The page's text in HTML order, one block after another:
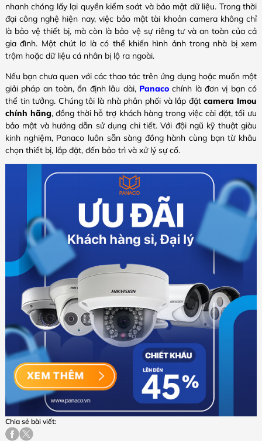
nhanh chóng lấy lại quyền kiểm soát và bảo mật dữ liệu. Trong thời
đại công nghệ hiện nay, việc bảo mật tài khoản camera không chỉ
là bảo vệ thiết bị, mà còn là bảo vệ sự riêng tư và an toàn của cả
gia đình. Một chút lơ là có thể khiến hình ảnh trong nhà bị xem
trộm hoặc dữ liệu cá nhân bị lộ ra ngoài.
Nếu bạn chưa quen với các thao tác trên ứng dụng hoặc muốn một
giải pháp an toàn, ổn định lâu dài, Panacochính là đơn vị bạn có
thể tin tưởng. Chúng tôi là nhà phân phối và lắp đặtcamera Imou
chính hãng, đồng thời hỗ trợ khách hàng trong việc cài đặt, tối ưu
bảo mật và hướng dẫn sử dụng chi tiết. Với đội ngũ kỹ thuật giàu
kinh nghiệm, Panaco luôn sẵn sàng đồng hành cùng bạn từ khâu
chọn thiết bị, lắp đặt, đến bảo trì và xử lý sự cố.
Chia sẻ bài viết: